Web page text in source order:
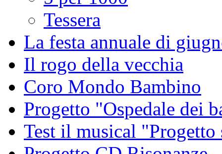
Tessera
La festa annuale di
Il rogo della vecchia
Coro Mondo Bambino
Progetto "Ospedale dei
Test il musical "Progetto